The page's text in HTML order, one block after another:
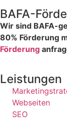
BAFA-
Wir sind BAFA-
80% Förderung
Förderung
Leistungen
Webseiten
SEO